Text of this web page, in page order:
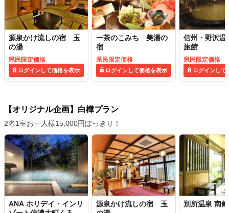
源泉かけ流しの宿 玉
の湯
県民限定価格
ログインして価格を表示
一茶のこみち 美湯の
宿
県民限定価格
ログインして価格を表示
信州・野沢温
旅館
県民限定価格
ログインして
【オリジナル企画】白樺プラン
2名1室お一人様15,000円ぽっきり！
ANA ホリデイ・インリ
源泉かけ流しの宿 玉
別所温泉 南